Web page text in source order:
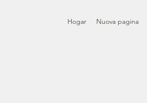
Hogar Nuova pagina